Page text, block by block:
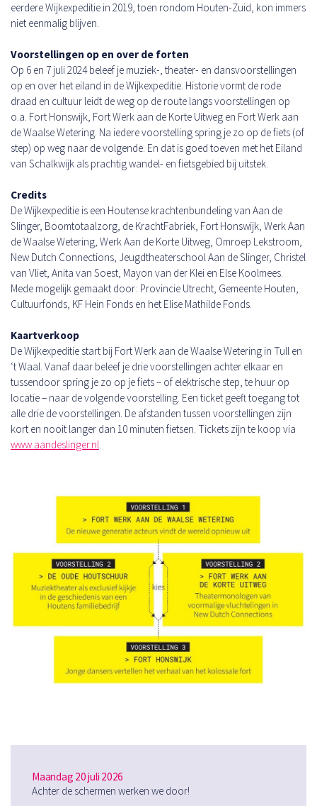
eerdere Wijkexpeditie in 2019, toen rondom Houten-Zuid, kon immers
niet eenmalig blijven.
Voorstellingen op en over de forten
Op 6 en 7 juli 2024 beleef je muziek-, theater- en dansvoorstellingen
op en over het eiland in de Wijkexpeditie. Historie vormt de rode
draad en cultuur leidt de weg op de route langs voorstellingen op
o.a. Fort Honswijk, Fort Werk aan de Korte Uitweg en Fort Werk aan
de Waalse Wetering. Na iedere voorstelling spring je zo op de fiets (of
step) op weg naar de volgende. En dat is goed toeven met het Eiland
van Schalkwijk als prachtig wandel- en fietsgebied bij uitstek.
Credits
De Wijkexpeditie is een Houtense krachtenbundeling van Aan de
Slinger, Boomtotaalzorg, de KrachtFabriek, Fort Honswijk, Werk Aan
de Waalse Wetering, Werk Aan de Korte Uitweg, Omroep Lekstroom,
New Dutch Connections, Jeugdtheaterschool Aan de Slinger, Christel
van Vliet, Anita van Soest, Mayon van der Klei en Else Koolmees.
Mede mogelijk gemaakt door: Provincie Utrecht, Gemeente Houten,
Cultuurfonds, KF Hein Fonds en het Elise Mathilde Fonds.
Kaartverkoop
De Wijkexpeditie start bij Fort Werk aan de Waalse Wetering in Tull en
‘t Waal. Vanaf daar beleef je drie voorstellingen achter elkaar en
tussendoor spring je zo op je fiets – of elektrische step, te huur op
locatie – naar de volgende voorstelling. Een ticket geeft toegang tot
alle drie de voorstellingen. De afstanden tussen voorstellingen zijn
kort en nooit langer dan 10 minuten fietsen. Tickets zijn te koop via
www.aandeslinger.nl.
Maandag 20 juli 2026
Achter de schermen werken we door!